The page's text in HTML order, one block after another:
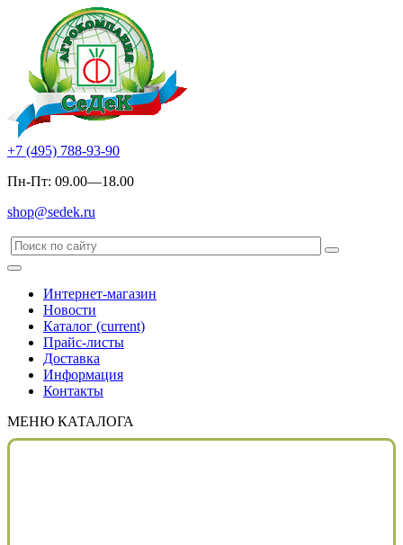
+7 (495) 788-93-90
Пн-Пт: 09.00—18.00
shop@sedek.ru
Интернет-магазин
Новости
Каталог (current)
Прайс-листы
Доставка
Информация
Контакты
МЕНЮ КАТАЛОГА